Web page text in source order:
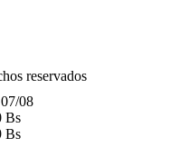
reservados
08
Bs
Bs